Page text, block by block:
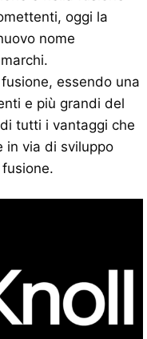
oggi la
nome
essendo una
e più grandi del
tutti i vantaggi che
in via di sviluppo